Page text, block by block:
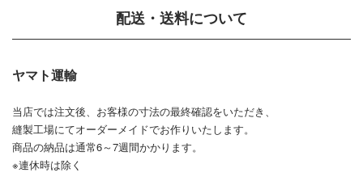
配送・送料について
ヤマト運輸
当店では注文後、お客様の寸法の最終確認をいただき、
縫製工場にてオーダーメイドでお作りいたします。
商品の納品は通常6～7週間かかります。
※連休時は除く